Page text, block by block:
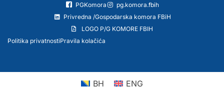
PGKomora
pg.komora.fbih
Privredna /Gospodarska komora FBiH
LOGO P/G KOMORE FBIH
Politika privatnostiPravila kolačića
BH ENG